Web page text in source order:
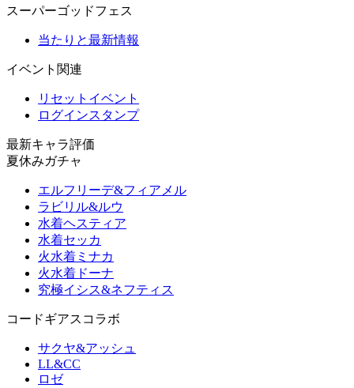
スーパーゴッドフェス
当たりと最新情報
イベント関連
リセットイベント
ログインスタンプ
最新キャラ評価
夏休みガチャ
エルフリーデ&フィアメル
ラビリル&ルウ
水着ヘスティア
水着セッカ
火水着ミナカ
火水着ドーナ
究極イシス&ネフティス
コードギアスコラボ
サクヤ&アッシュ
LL&CC
ロゼ